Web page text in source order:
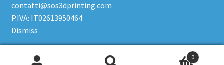
© Sos3DPrinting - Negozio 2026
Fatto con Storefront & WooCommerce
0
contatti@sos3dprinting.com
P.IVA: IT02613950464
Dismiss